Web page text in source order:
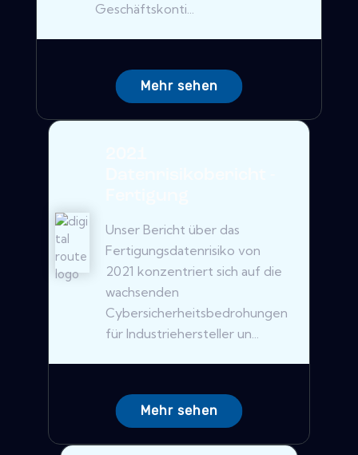
Geschäftskonti...
Mehr sehen
Unser Bericht über das
Fertigungsdatenrisiko von
2021 konzentriert sich auf die
wachsenden
Cybersicherheitsbedrohungen
für Industriehersteller un...
Mehr sehen